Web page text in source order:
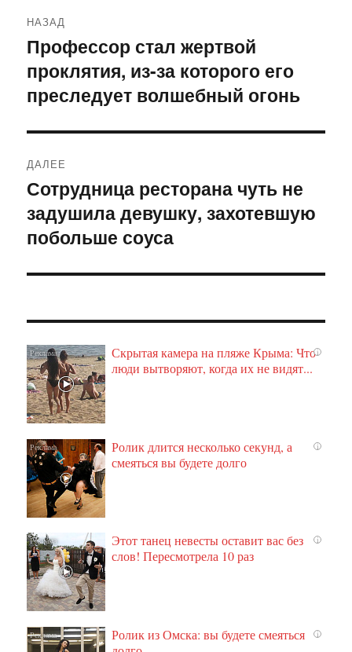
по
записям
НАЗАД
Предыдущая
запись:
Профессор стал жертвой
проклятия, из-за которого его
преследует волшебный огонь
ДАЛЕЕ
Следующая
запись:
Сотрудница ресторана чуть не
задушила девушку, захотевшую
побольше соуса
i
Скрытая камера на пляже Крыма: Что
люди вытворяют, когда их не видят...
i
Ролик длится несколько секунд, а
смеяться вы будете долго
i
Этот танец невесты оставит вас без
слов! Пересмотрела 10 раз
i
Ролик из Омска: вы будете смеяться